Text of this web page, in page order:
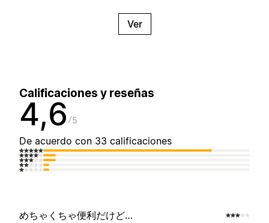
Ver
Calificaciones y reseñas
4,6 5
De acuerdo con 33 calificaciones
めちゃくちゃ便利だけど…